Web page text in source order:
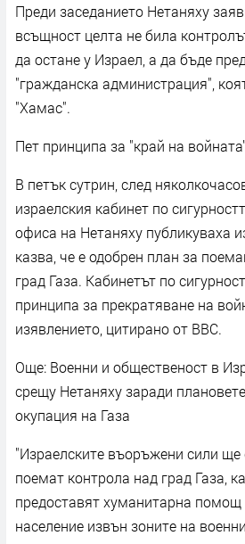
Преди заседанието Нетаняху
всъщност целта не била
да остане у Израел, а да бъде
"гражданска администрация",
"Хамас".
Пет принципа за "край на войната"
В петък сутрин, след
израелския кабинет по
офиса на Нетаняху публикуваха
казва, че е одобрен план за
град Газа. Кабинетът по
принципа за прекратяване на
изявлението, цитирано от BBC.
Още: Военни и общественост в
срещу Нетаняху заради
окупация на Газа
"Израелските въоръжени сили ще
поемат контрола над град Газа,
предоставят хуманитарна
население извън зоните на